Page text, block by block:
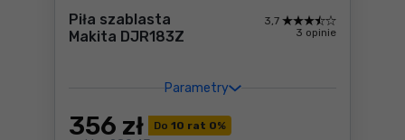
Piła szablasta
Makita DJR183Z
Parametry
3,7
3 opinie
Do 10 rat 0%
356 zł